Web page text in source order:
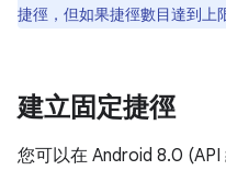
捷徑，但如果捷徑數目達到上
建立固定捷徑
您可以在 Android 8.0